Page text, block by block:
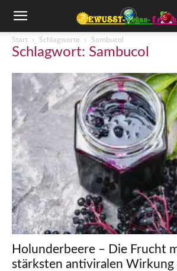
Start Schlagworte Sambucol
Schlagwort: Sambucol
Holunderbeere – Die Frucht
stärksten antiviralen Wirkung